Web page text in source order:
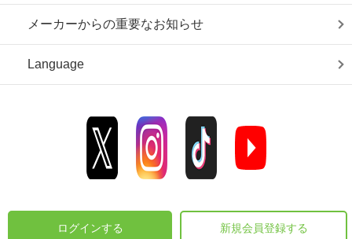
メーカーからの重要なお知らせ
Language
ログインする 新規会員登録する